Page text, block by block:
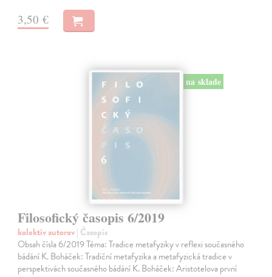
3,50 €
na sklade
Filosofický časopis 6/2019
kolektív autorov| Časopis
Obsah čísla 6/2019 Téma: Tradice metafyziky v reflexi současného
bádání K. Boháček: Tradiční metafyzika a metafyzická tradice v
perspektivách současného bádání K. Boháček: Aristotelova první